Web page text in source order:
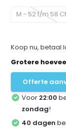
M - 52 t/m 58
Koop nu, betaal
Grotere
Offerte
Voor 22:00
zondag!
40 dagen